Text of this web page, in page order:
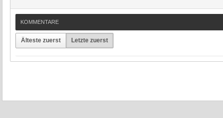
KOMMENTARE
Älteste zuerst Letzte zuerst